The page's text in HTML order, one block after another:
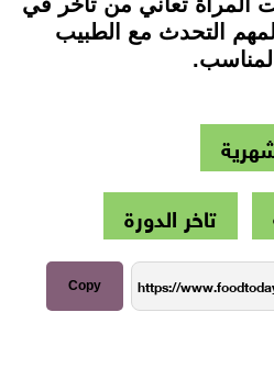
المرأة تعاني من تأخر في
التحدث مع الطبيب
تاخر الدورة
Copy